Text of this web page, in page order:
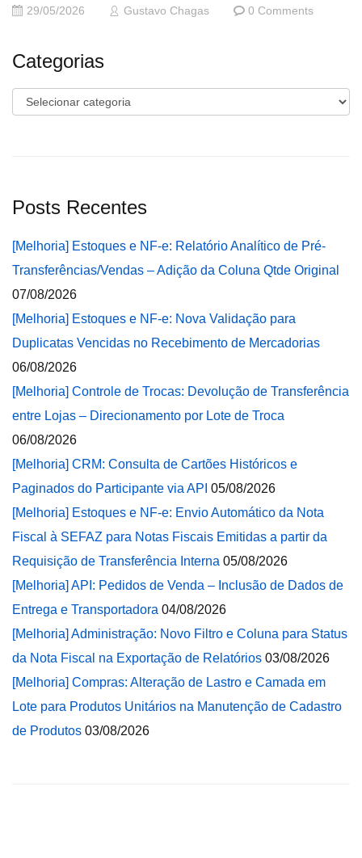
29/05/2026 Gustavo Chagas 0 Comments
Categorias
Categorias
Posts Recentes
[Melhoria] Estoques e NF-e: Relatório Analítico de Pré-
Transferências/Vendas – Adição da Coluna Qtde Original
07/08/2026
[Melhoria] Estoques e NF-e: Nova Validação para
Duplicatas Vencidas no Recebimento de Mercadorias
06/08/2026
[Melhoria] Controle de Trocas: Devolução de Transferência
entre Lojas – Direcionamento por Lote de Troca
06/08/2026
[Melhoria] CRM: Consulta de Cartões Históricos e
Paginados do Participante via API 05/08/2026
[Melhoria] Estoques e NF-e: Envio Automático da Nota
Fiscal à SEFAZ para Notas Fiscais Emitidas a partir da
Requisição de Transferência Interna 05/08/2026
[Melhoria] API: Pedidos de Venda – Inclusão de Dados de
Entrega e Transportadora 04/08/2026
[Melhoria] Administração: Novo Filtro e Coluna para Status
da Nota Fiscal na Exportação de Relatórios 03/08/2026
[Melhoria] Compras: Alteração de Lastro e Camada em
Lote para Produtos Unitários na Manutenção de Cadastro
de Produtos 03/08/2026